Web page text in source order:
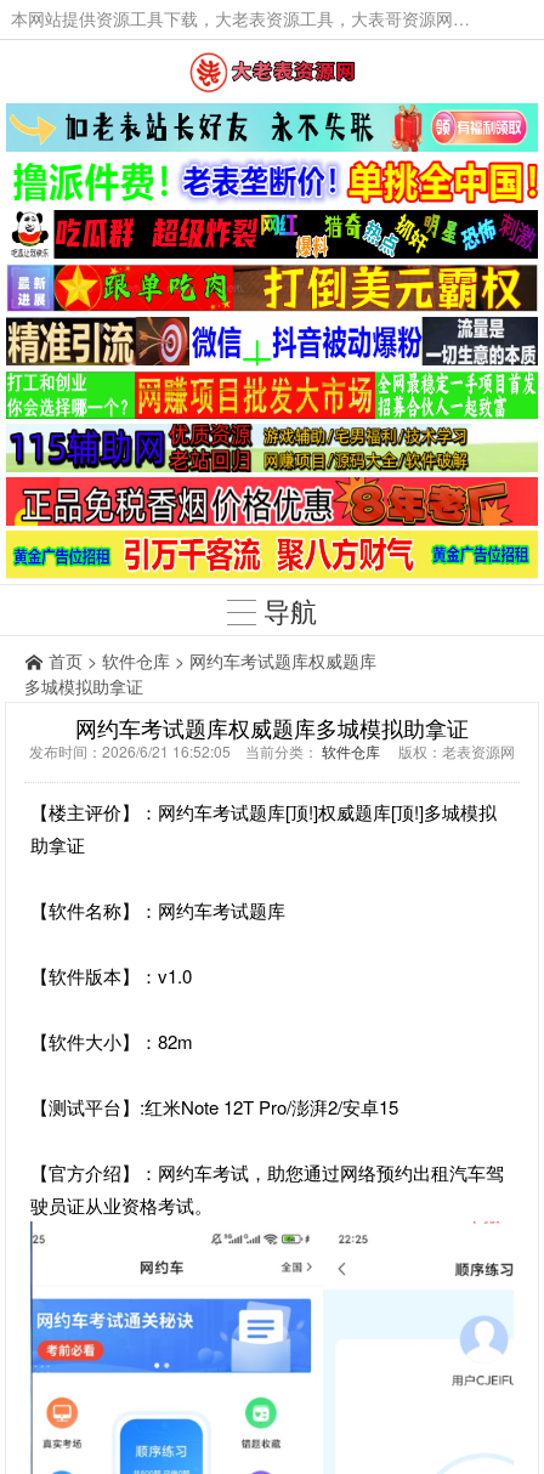
本网站提供资源工具下载，大老表资源工具，大表哥资源网软件工具，大老表资源下载，活动线报福利资源分享,活动线报，大型网游经典游戏，网络热门技术游戏辅助交流与分享。
导航
首页 > 软件仓库 > 网约车考试题库权威题库
多城模拟助拿证
网约车考试题库权威题库多城模拟助拿证
发布时间：2026/6/21 16:52:05 当前分类： 软件仓库 版权：老表资源网
【楼主评价】：网约车考试题库[顶!]权威题库[顶!]多城模拟
助拿证
【软件名称】：网约车考试题库
【软件版本】：v1.0
【软件大小】：82m
【测试平台】:红米Note 12T Pro/澎湃2/安卓15
【官方介绍】：网约车考试，助您通过网络预约出租汽车驾
驶员证从业资格考试。